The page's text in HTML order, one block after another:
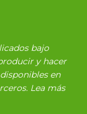
bajo
y hacer
en
Lea más